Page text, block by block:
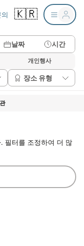
🇰🇷
날짜 시간
개인행사
장소 유형
필터를 조정하여 더 많